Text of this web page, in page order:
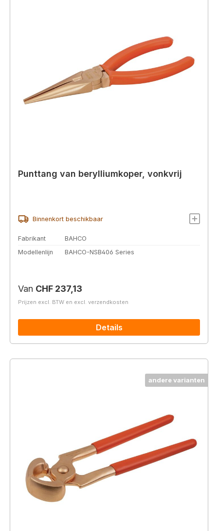
Punttang van berylliumkoper, vonkvrij
Binnenkort beschikbaar
Fabrikant
BAHCO
Modellenlijn
BAHCO-NSB406 Series
Normale prijs:
Van CHF 237,13
Prijzen excl. BTW en excl. verzendkosten
Details
andere varianten